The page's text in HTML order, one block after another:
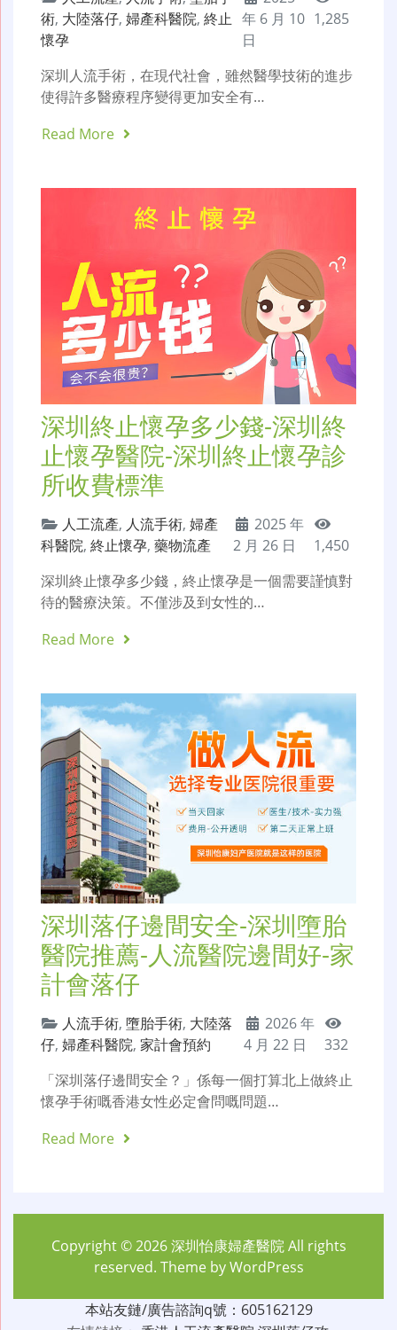
術, 大陸落仔, 婦產科醫院, 終止
懷孕
年 6 月 10
日
1,285
深圳人流手術，在現代社會，雖然醫學技術的進步
使得許多醫療程序變得更加安全有…
Read More
深圳終止懷孕多少錢-深圳終
止懷孕醫院-深圳終止懷孕診
所收費標準
人工流產, 人流手術, 婦產
科醫院, 終止懷孕, 藥物流產
2025 年
2 月 26 日
1,450
深圳終止懷孕多少錢，終止懷孕是一個需要謹慎對
待的醫療決策。不僅涉及到女性的…
Read More
深圳落仔邊間安全-深圳墮胎
醫院推薦-人流醫院邊間好-家
計會落仔
人流手術, 墮胎手術, 大陸落
仔, 婦產科醫院, 家計會預約
2026 年
4 月 22 日
332
「深圳落仔邊間安全？」係每一個打算北上做終止
懷孕手術嘅香港女性必定會問嘅問題…
Read More
Copyright © 2026深圳怡康婦產醫院All rights
reserved. Theme byWordPress
本站友鏈/廣告諮詢q號：605162129